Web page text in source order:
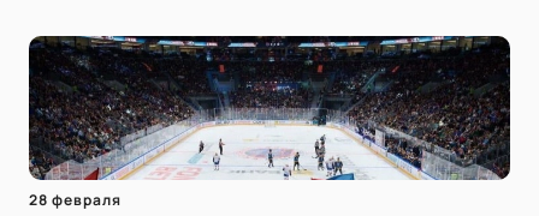
28 февраля